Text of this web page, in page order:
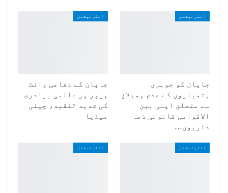
انٹرنیشنل
جاپان کو جوہری
ہتھیاروں کے عدم پھیلاؤ
سے متعلق اپنی بین
الاقوامی قانونی ذمہ
داریوں…
انٹرنیشنل
جاپان کے دفاعی وائٹ
پیپر پر عالمی برادری
کی شدید تنقید، چینی
میڈیا
انٹرنیشنل انٹرنیشنل